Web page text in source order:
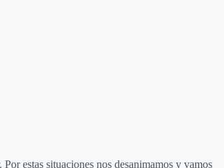
estas situaciones nos desanimamos y vamos